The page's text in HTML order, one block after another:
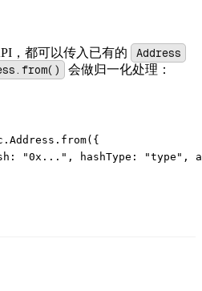
，都可以传入已有的 Address
会做归一化处理：
from({
"0x..." , hashType: "type" ,